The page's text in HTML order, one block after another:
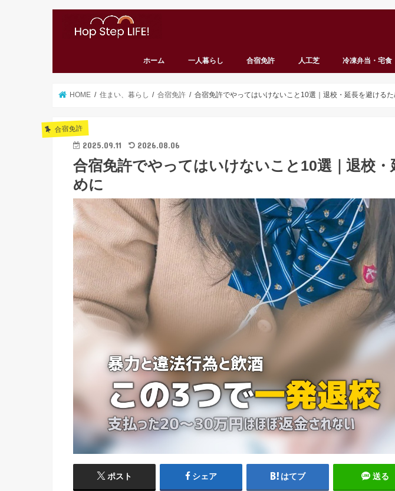
ホーム 一人暮らし 合宿免許 人工芝 冷凍弁当・宅食
HOME 住まい、暮らし 合宿免許 合宿免許でやってはいけないこと10選｜退校・延長を避けるた
合宿免許
2025.09.11 2026.08.06
合宿免許でやってはいけないこと10選｜退校・
めに
ポスト シェア はてブ 送る